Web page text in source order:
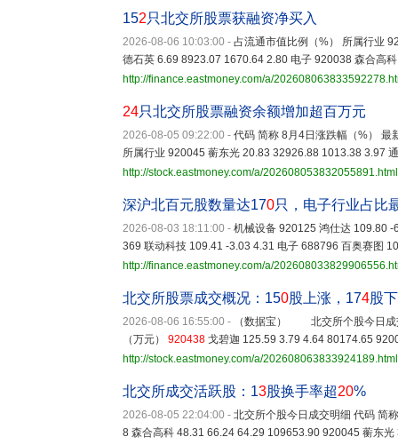
152只北交所股票获融资净买入
2026-08-06 10:03:00 - 占流通市值比例（%） 所属行业
德石英 6.69 8923.07 1670.64 2.80 电子 920038 森合高
http://finance.eastmoney.com/a/
24只北交所股票融资余额增加超百万元
2026-08-05 09:22:00 - 代码 简称 8月4日涨跌幅（%） 最
所属行业 920045 蘅东光 20.83 32926.88 1013.38 3.97
http://stock.eastmoney.com/a/202608053832055891.html
深沪北百元股数量达170只，电子行业占比
2026-08-03 18:11:00 - 机械设备 920125 鸿仕达 109.80
369 联动科技 109.41 -3.03 4.31 电子 688796 百奥赛图
http://finance.eastmoney.com/a/
北交所股票成交概况：150股上涨，174股
2026-08-06 16:55:00 -
（数据宝） 北交所个股今日成
（万元） 920438 戈碧迦 125.59 3.79 4.64 80174.65
http://stock.eastmoney.com/a/202608063833924189.html
北交所成交活跃股：13股换手率超20%
2026-08-05 22:04:00 - 北交所个股今日成交明细 代码 简
8 森合高科 48.31 66.24 64.29 109653.90 920045 蘅东